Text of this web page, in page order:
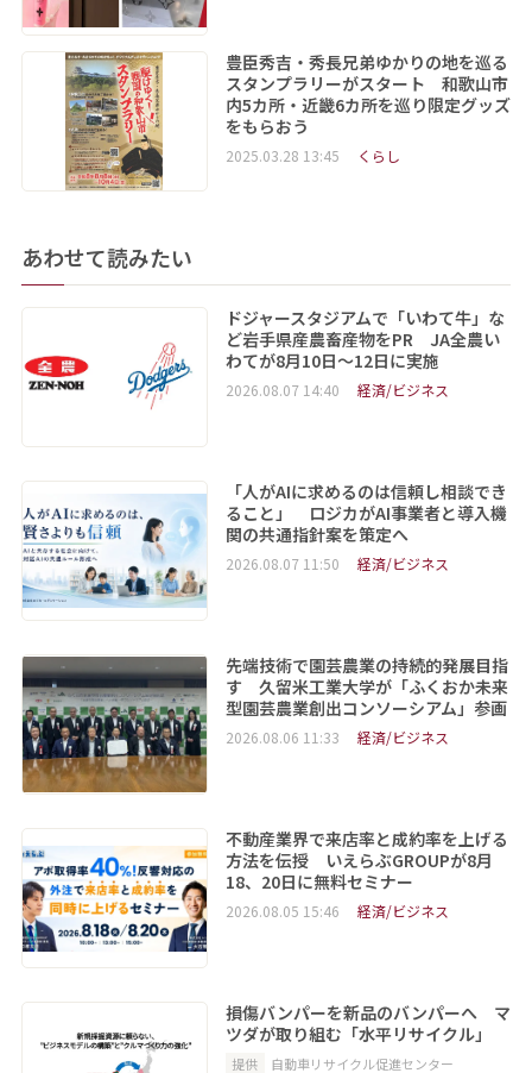
豊臣秀吉・秀長兄弟ゆかりの地を巡る
スタンプラリーがスタート 和歌山市
内5カ所・近畿6カ所を巡り限定グッズ
をもらおう
2025.03.28 13:45 くらし
あわせて読みたい
ドジャースタジアムで「いわて牛」な
ど岩手県産農畜産物をPR JA全農い
わてが8月10日～12日に実施
2026.08.07 14:40 経済/ビジネス
「人がAIに求めるのは信頼し相談でき
ること」 ロジカがAI事業者と導入機
関の共通指針案を策定へ
2026.08.07 11:50 経済/ビジネス
先端技術で園芸農業の持続的発展目指
す 久留米工業大学が「ふくおか未来
型園芸農業創出コンソーシアム」参画
2026.08.06 11:33 経済/ビジネス
不動産業界で来店率と成約率を上げる
方法を伝授 いえらぶGROUPが8月
18、20日に無料セミナー
2026.08.05 15:46 経済/ビジネス
損傷バンパーを新品のバンパーへ マ
ツダが取り組む「水平リサイクル」
提供 自動車リサイクル促進センター